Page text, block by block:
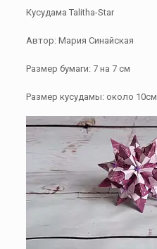
Кусудама Talitha-Star
Автор: Мария Синайская
Размер бумаги: 7 на 7 см
Размер кусудамы: около 10см